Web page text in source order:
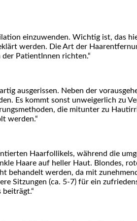
einzuwenden. Wichtig ist, das
werden. Die Art der
PatientInnen richten.“
ausgerissen. Neben der
Es kommt sonst unweigerlich zu
die mitunter zu
werden.“
Haarfollikels, während die
Haare auf heller Haut. Blondes,
werden, da mit
Sitzungen (ca. 5-7) für ein